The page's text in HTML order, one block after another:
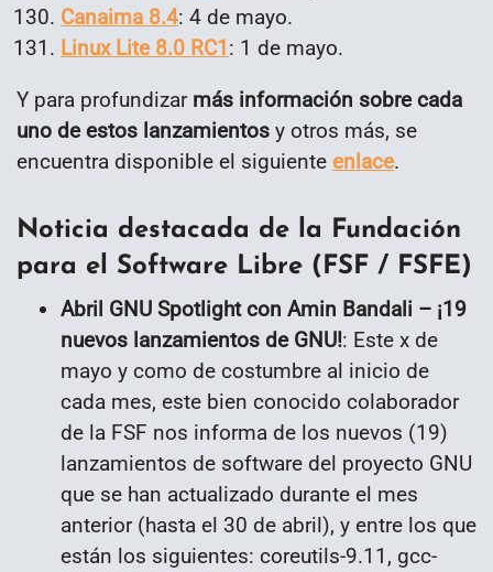
Canaima 8.4: 4 de mayo.
Linux Lite 8.0 RC1 : 1 de mayo.
Y para profundizar más información sobre cada
uno de estos lanzamientos y otros más, se
encuentra disponible el siguiente enlace.
Noticia destacada de la Fundación
para el Software Libre (FSF / FSFE)
Abril GNU Spotlight con Amin Bandali – ¡19
nuevos lanzamientos de GNU!: Este x de
mayo y como de costumbre al inicio de
cada mes, este bien conocido colaborador
de la FSF nos informa de los nuevos (19)
lanzamientos de software del proyecto GNU
que se han actualizado durante el mes
anterior (hasta el 30 de abril), y entre los que
están los siguientes: coreutils-9.11, gcc-